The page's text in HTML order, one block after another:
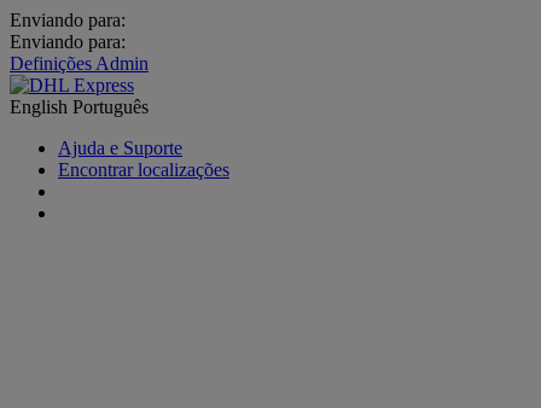
Enviando para:
Enviando para:
Definições Admin
English Português
Ajuda e Suporte
Encontrar localizações